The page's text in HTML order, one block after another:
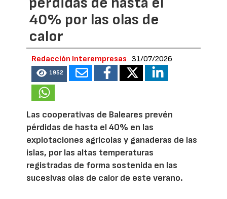
40% por las olas de
calor
Redacción Interempresas 31/07/2026
1952
Las cooperativas de Baleares prevén
pérdidas de hasta el 40% en las
explotaciones agrícolas y ganaderas de las
islas, por las altas temperaturas
registradas de forma sostenida en las
sucesivas olas de calor de este verano.